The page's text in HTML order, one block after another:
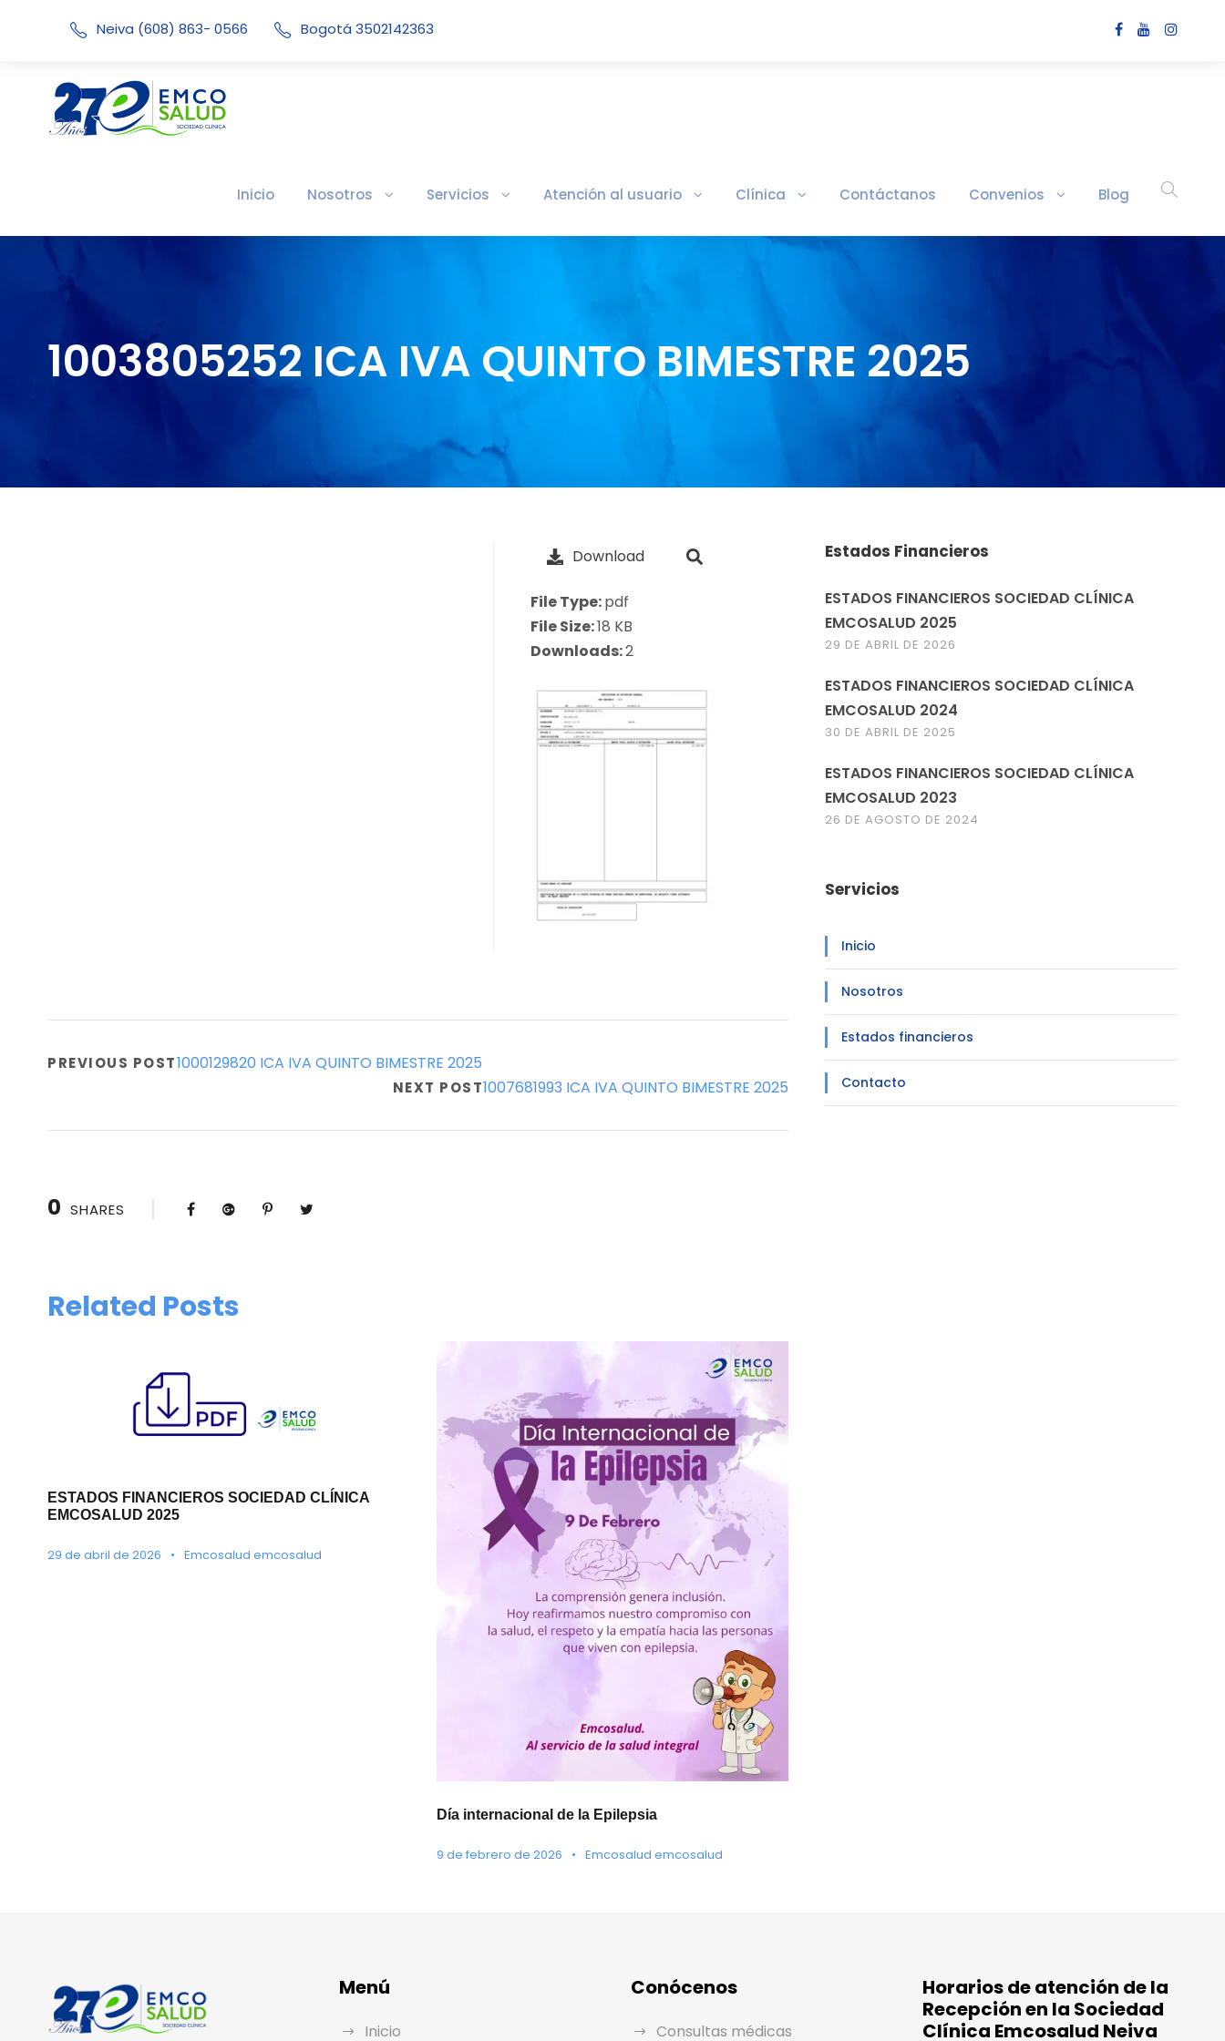
Neiva (608) 863- 0566 Bogotá 3502142363
Inicio Nosotros Servicios Atención al usuario Clínica Contáctanos Convenios Blog
1003805252 ICA IVA QUINTO BIMESTRE 2025
Download
File Type:pdf
File Size:18 KB
Downloads:2
PREVIOUS POST1000129820 ICA IVA QUINTO BIMESTRE 2025
NEXT POST1007681993 ICA IVA QUINTO BIMESTRE 2025
0 SHARES
Related Posts
ESTADOS FINANCIEROS SOCIEDAD CLÍNICA
EMCOSALUD 2025
29 de abril de 2026 • Emcosalud emcosalud
Día internacional de la Epilepsia
9 de febrero de 2026 • Emcosalud emcosalud
Estados Financieros
ESTADOS FINANCIEROS SOCIEDAD CLÍNICA
EMCOSALUD 2025
29 DE ABRIL DE 2026
ESTADOS FINANCIEROS SOCIEDAD CLÍNICA
EMCOSALUD 2024
30 DE ABRIL DE 2025
ESTADOS FINANCIEROS SOCIEDAD CLÍNICA
EMCOSALUD 2023
26 DE AGOSTO DE 2024
Servicios
Inicio
Nosotros
Estados financieros
Contacto
Menú
Inicio
Conócenos
Consultas médicas
Horarios de atención de la
Recepción en la Sociedad
Clínica Emcosalud Neiva